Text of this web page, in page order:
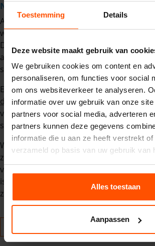
Toestemming Details
Deze website maakt gebruik van
We gebruiken cookies om content en
personaliseren, om functies voor social
om ons websiteverkeer te analyseren.
informatie over uw gebruik van onze
partners voor social media, adverteren
partners kunnen deze gegevens
informatie die u aan ze heeft verstrekt
verzameld op basis van uw gebruik van
Alles toestaan
Aanpassen
Nieuwe aanwinsten
Afgelopen zomer was een groot succes
weer, grote evenementen maar ook alle
Door de grote vraag naar springkussens
assortiment mogen uitbreiden met 10
springkussens. Variërend van klein tot
Enkele voorbeelden van onze nieuwe
dino,stormbaan voetbalen meer. Zo
volgende keer een ruime keuze aan
stormbanen.
We hebben dus kunnen terugkijken op
zomer met prachtige dagen waar we
verhuurd. Daarnaast zijn we trots dat
is uitgebreid en we kijken uit naar een
zomer.